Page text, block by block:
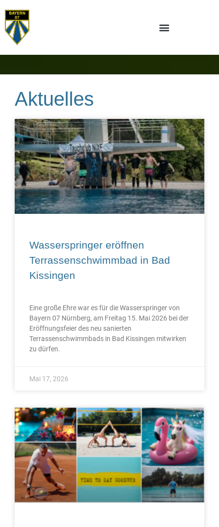
Aktuelles
Wasserspringer eröffnen
Terrassenschwimmbad in Bad
Kissingen
Eine große Ehre war es für die Wasserspringer von
Bayern 07 Nürnberg, am Freitag 15. Mai 2026 bei der
Eröffnungsfeier des neu sanierten
Terrassenschwimmbads in Bad Kissingen mitwirken
zu dürfen.
Mai 17, 2026